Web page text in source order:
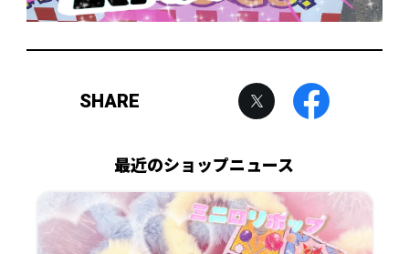
SHARE
最近のショップニュース